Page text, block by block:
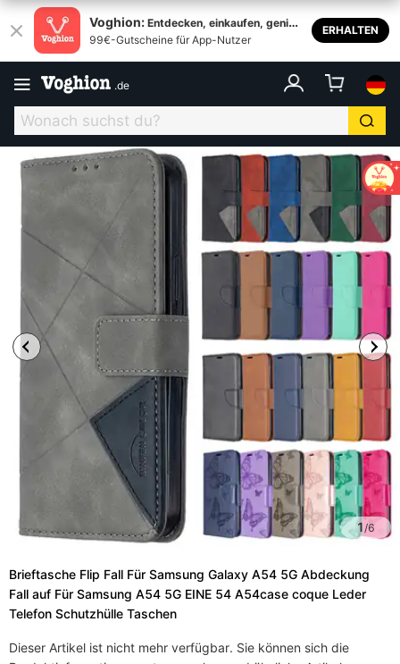
Voghion: Entdecken, einkaufen, genieß
en
99€-Gutscheine für App-Nutzer
ERHALTEN
.de
1/6
Brieftasche Flip Fall Für Samsung Galaxy A54 5G Abdeckung
Fall auf Für Samsung A54 5G EINE 54 A54case coque Leder
Telefon Schutzhülle Taschen
Dieser Artikel ist nicht mehr verfügbar. Sie können sich die